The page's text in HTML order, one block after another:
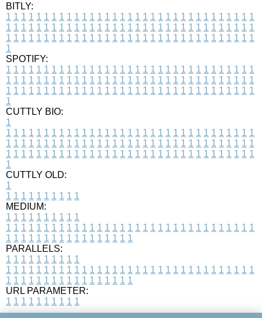
BITLY:
1 1 1 1 1 1 1 1 1 1 1 1 1 1 1 1 1 1 1 1 1 1 1 1 1 1 1 1 1 1 1 1 1
1 1 1 1 1 1 1 1 1 1 1 1 1 1 1 1 1 1 1 1 1 1 1 1 1 1 1 1 1 1 1 1 1
1 1 1 1 1 1 1 1 1 1 1 1 1 1 1 1 1 1 1 1 1 1 1 1 1 1 1 1 1 1 1 1 1
1
SPOTIFY:
1 1 1 1 1 1 1 1 1 1 1 1 1 1 1 1 1 1 1 1 1 1 1 1 1 1 1 1 1 1 1 1 1
1 1 1 1 1 1 1 1 1 1 1 1 1 1 1 1 1 1 1 1 1 1 1 1 1 1 1 1 1 1 1 1 1
1 1 1 1 1 1 1 1 1 1 1 1 1 1 1 1 1 1 1 1 1 1 1 1 1 1 1 1 1 1 1 1 1
1
CUTTLY BIO:
1
1 1 1 1 1 1 1 1 1 1 1 1 1 1 1 1 1 1 1 1 1 1 1 1 1 1 1 1 1 1 1 1 1
1 1 1 1 1 1 1 1 1 1 1 1 1 1 1 1 1 1 1 1 1 1 1 1 1 1 1 1 1 1 1 1 1
1 1 1 1 1 1 1 1 1 1 1 1 1 1 1 1 1 1 1 1 1 1 1 1 1 1 1 1 1 1 1 1 1
1
CUTTLY OLD:
1
1 1 1 1 1 1 1 1 1 1
MEDIUM:
1 1 1 1 1 1 1 1 1 1
1 1 1 1 1 1 1 1 1 1 1 1 1 1 1 1 1 1 1 1 1 1 1 1 1 1 1 1 1 1 1 1 1
1 1 1 1 1 1 1 1 1 1 1 1 1 1 1 1 1
PARALLELS:
1 1 1 1 1 1 1 1 1 1
1 1 1 1 1 1 1 1 1 1 1 1 1 1 1 1 1 1 1 1 1 1 1 1 1 1 1 1 1 1 1 1 1
1 1 1 1 1 1 1 1 1 1 1 1 1 1 1 1 1
URL PARAMETER:
1 1 1 1 1 1 1 1 1 1